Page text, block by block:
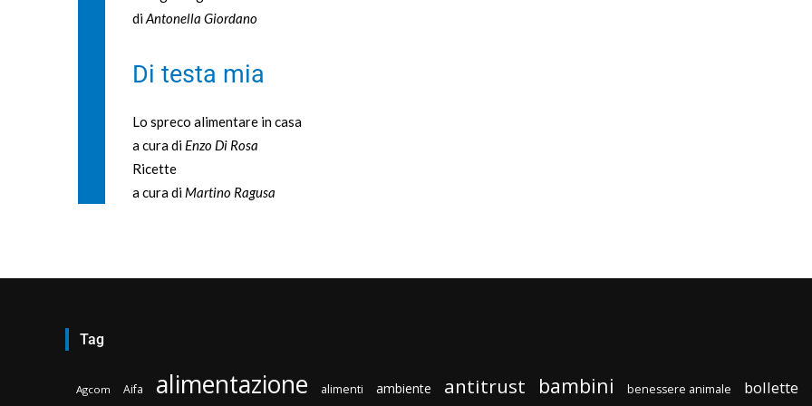
diAntonella Giordano
Di testa mia
Lo spreco alimentare in casa
a cura di Enzo Di Rosa
Ricette
a cura di Martino Ragusa
Tag
Agcom Aifa alimentazione alimenti ambiente antitrust bambini benessere animale bollette